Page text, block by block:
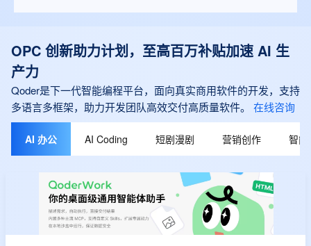
OPC 创新助力计划，至高百万补贴加速 AI 生
产力
Qoder是下一代智能编程平台，面向真实商用软件的开发，支持
多语言多框架，助力开发团队高效交付高质量软件。
在线咨询
AI 办公 AI Coding 短剧漫剧 营销创作 智能